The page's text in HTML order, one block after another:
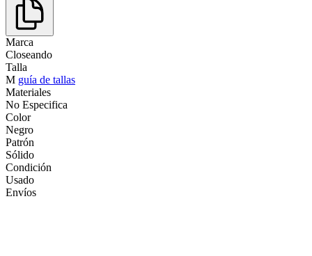
Marca
Closeando
Talla
M guía de tallas
Materiales
No Especifica
Color
Negro
Patrón
Sólido
Condición
Usado
Envíos